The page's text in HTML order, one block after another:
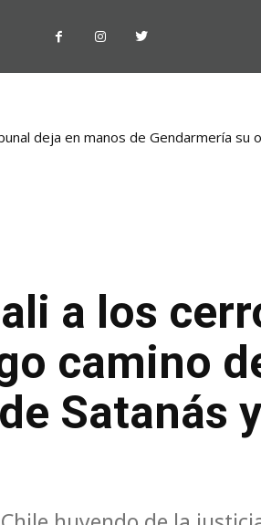
deja en manos de Gendarmería su
a los
camino
Satanás y